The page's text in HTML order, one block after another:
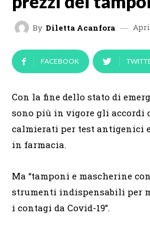
By Diletta Acanfora
FACEBOOK
Con la fine dello stato di
sono più in vigore gli accordi
calmierati per test antigenici
in farmacia.
Ma “tamponi e mascherine
strumenti indispensabili per
i contagi da Covid-19”.